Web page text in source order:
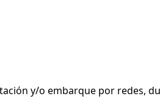
y/o embarque por redes,